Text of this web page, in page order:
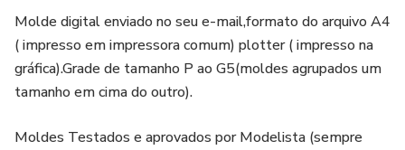
Molde digital enviado no seu e-mail,formato do arquivo A4
( impresso em impressora comum) plotter ( impresso na
gráfica).Grade de tamanho P ao G5(moldes agrupados um
tamanho em cima do outro).
Moldes Testados e aprovados por Modelista (sempre